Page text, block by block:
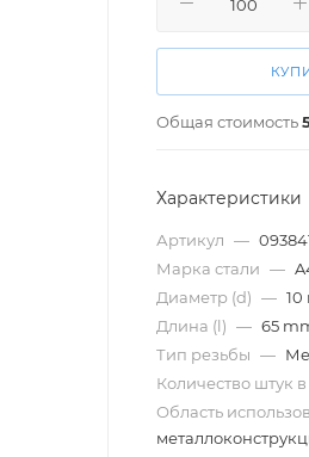
Общая стоимость
Характеристики
Артикул —
Марка стали —
Диаметр (d) — 10
Длина (l) — 65
Тип резьбы —
Количество штук
Область